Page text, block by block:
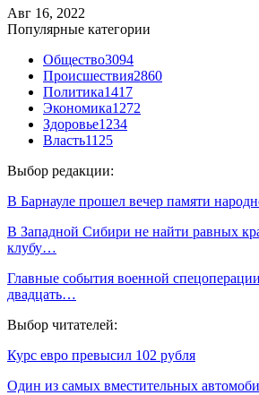
Авг 16, 2022
Популярные категории
Общество3094
Происшествия2860
Политика1417
Экономика1272
Здоровье1234
Власть1125
Выбор редакции:
В Барнауле прошел вечер памяти
В Западной Сибири не найти равных
клубу…
Главные события военной
двадцать…
Выбор читателей:
Курс евро превысил 102 рубля
Один из самых вместительных